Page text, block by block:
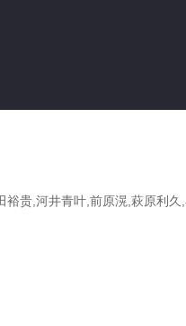
贵,河井青叶,前原滉,萩原利